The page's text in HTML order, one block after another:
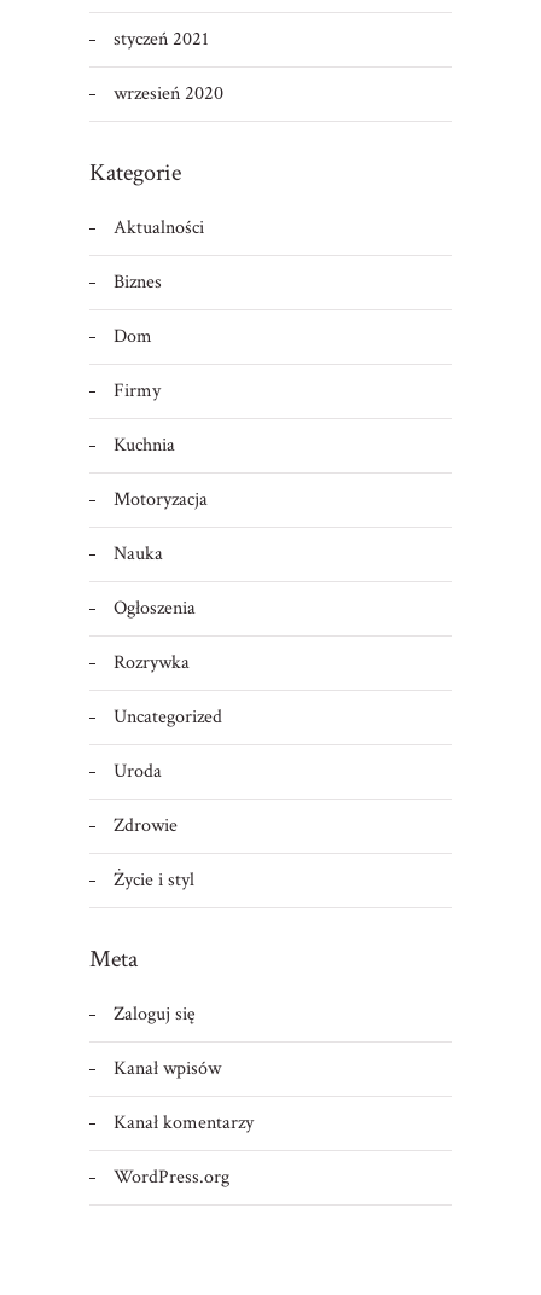
styczeń 2021
wrzesień 2020
Kategorie
Aktualności
Biznes
Dom
Firmy
Kuchnia
Motoryzacja
Nauka
Ogłoszenia
Rozrywka
Uncategorized
Uroda
Zdrowie
Życie i styl
Meta
Zaloguj się
Kanał wpisów
Kanał komentarzy
WordPress.org